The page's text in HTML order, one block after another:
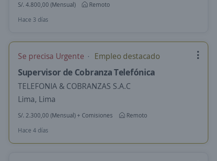
S/. 4.800,00 (Mensual)
Remoto
Hace 3 días
Se precisa Urgente Empleo destacado
Supervisor de Cobranza Telefónica
TELEFONIA & COBRANZAS S.A.C
Lima, Lima
S/. 2.300,00 (Mensual) + Comisiones
Remoto
Hace 4 días